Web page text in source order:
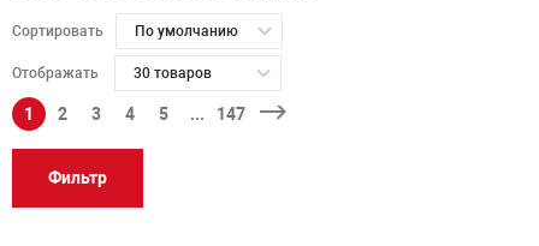
Сортировать По умолчанию
Отображать 30 товаров
1 2 3 4 5 ... 147
Фильтр